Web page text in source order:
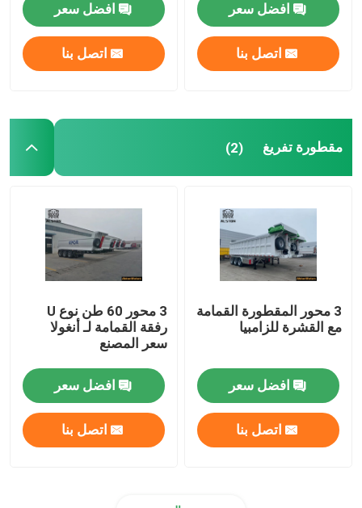
مقطورة مسطحة
افضل سعر
اتصل بنا
افضل سعر
اتصل بنا
مقطورة تفريغ (2)
3 محور المقطورة القمامة
مع القشرة للزامبيا
افضل سعر
اتصل بنا
3 محور 60 طن نوع U
رفقة القمامة لـ أنغولا ‬
سعر المصنع
افضل سعر
اتصل بنا